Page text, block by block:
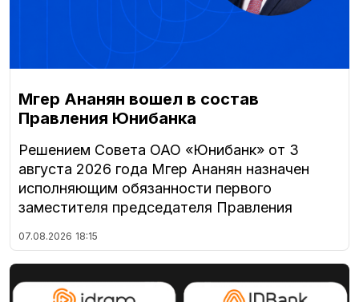
Мгер Ананян вошел в состав
Правления Юнибанка
Решением Совета ОАО «Юнибанк» от 3
августа 2026 года Мгер Ананян назначен
исполняющим обязанности первого
заместителя председателя Правления
07.08.2026 18:15